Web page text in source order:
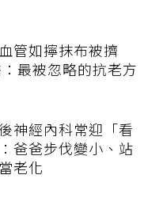
管如擰抹布被擠
最被忽略的抗老方
神經內科常迎「看
爸爸步伐變小、站
老化